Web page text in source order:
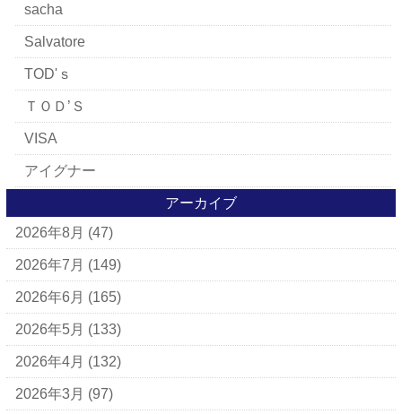
sacha
Salvatore
TOD'ｓ
ＴＯＤ’Ｓ
VISA
アイグナー
アパレルブランド
BALLY
ＵＧＧ
アナスイ
アニエスベー
アルマーニ
アーカイブ
2026年8月 (47)
2026年7月 (149)
2026年6月 (165)
2026年5月 (133)
2026年4月 (132)
2026年3月 (97)